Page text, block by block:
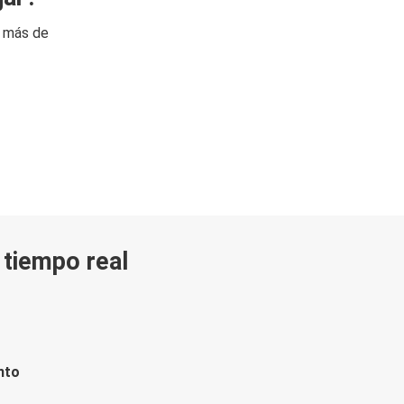
de
real